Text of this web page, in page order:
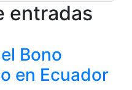
entradas
Bono
en Ecuador